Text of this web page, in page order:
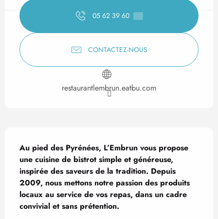
05 62 39 60 ▒▒
CONTACTEZ-NOUS
restaurantlembrun.eatbu.com
Description
Au pied des Pyrénées, L’Embrun vous propose
une cuisine de bistrot simple et généreuse,
inspirée des saveurs de la tradition. Depuis
2009, nous mettons notre passion des produits
locaux au service de vos repas, dans un cadre
convivial et sans prétention.